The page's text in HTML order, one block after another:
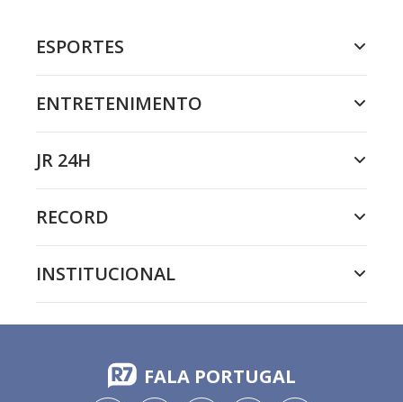
ESPORTES
ENTRETENIMENTO
JR 24H
RECORD
INSTITUCIONAL
FALA PORTUGAL